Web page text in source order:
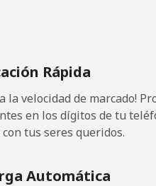
Rápida
la velocidad de marcado!
en los dígitos de tu
tus seres queridos.
Automática